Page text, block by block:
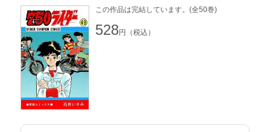
この作品は完結しています。(全50巻)
528円（税込）